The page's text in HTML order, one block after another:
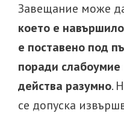
Завещание може
което е
е поставено под
поради слабоумие
действа разумно.
се допуска